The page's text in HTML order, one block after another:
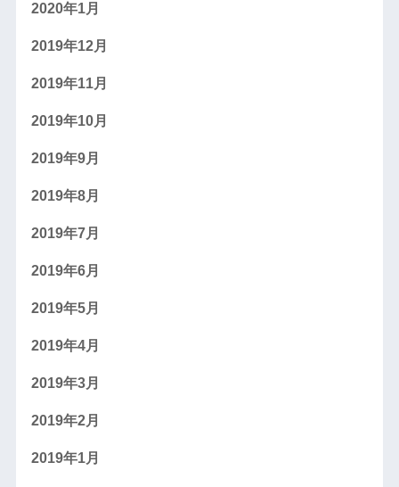
2020年1月
2019年12月
2019年11月
2019年10月
2019年9月
2019年8月
2019年7月
2019年6月
2019年5月
2019年4月
2019年3月
2019年2月
2019年1月